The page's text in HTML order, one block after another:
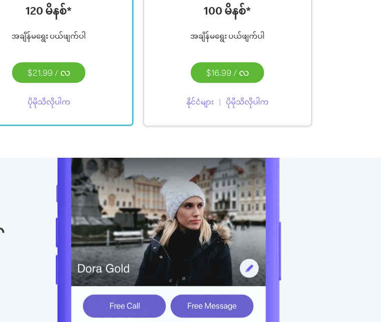
120 မိနစ်*
အချိန်မရွေး ပယ်ဖျက်ပါ
$21.99 / လ
ပိုမိုသိလိုပါက
100 မိနစ်*
အချိန်မရွေး ပယ်ဖျက်ပါ
$16.99 / လ
နိုင်ငံများ ပိုမိုသိလိုပါက